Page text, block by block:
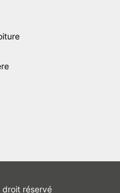
réservé